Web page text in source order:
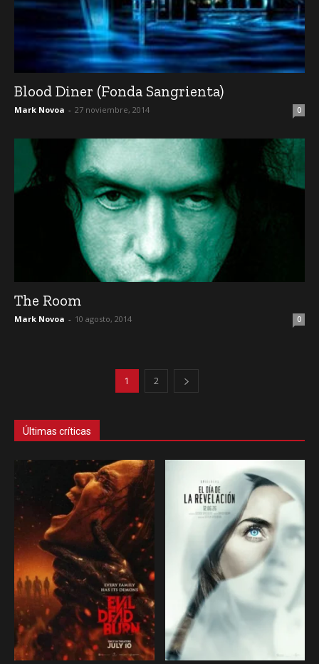
Blood Diner (Fonda Sangrienta)
Mark Novoa - 27 noviembre, 2014 0
The Room
Mark Novoa - 10 agosto, 2014 0
1 2
Últimas críticas